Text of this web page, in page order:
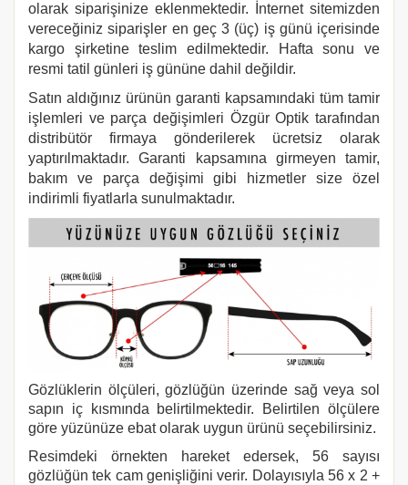
olarak siparişinize eklenmektedir. İnternet sitemizden
vereceğiniz siparişler en geç 3 (üç) iş günü içerisinde
kargo şirketine teslim edilmektedir. Hafta sonu ve
resmi tatil günleri iş gününe dahil değildir.
Satın aldığınız ürünün garanti kapsamındaki tüm tamir
işlemleri ve parça değişimleri Özgür Optik tarafından
distribütör firmaya gönderilerek ücretsiz olarak
yaptırılmaktadır. Garanti kapsamına girmeyen tamir,
bakım ve parça değişimi gibi hizmetler size özel
indirimli fiyatlarla sunulmaktadır.
Gözlüklerin ölçüleri, gözlüğün üzerinde sağ veya sol
sapın iç kısmında belirtilmektedir. Belirtilen ölçülere
göre yüzünüze ebat olarak uygun ürünü seçebilirsiniz.
Resimdeki örnekten hareket edersek, 56 sayısı
gözlüğün tek cam genişliğini verir. Dolayısıyla 56 x 2 +